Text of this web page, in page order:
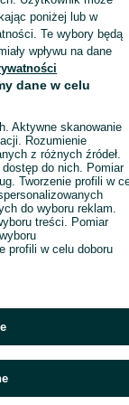
Wyświetlenia:
Wyślij wiadomość
poniżej lub w
Te wybory będą
wpływu na dane
dane w celu
Aktywne skanowanie
Rozumienie
z różnych źródeł.
do nich. Pomiar
Tworzenie profili w
do wyboru reklam.
treści. Pomiar
profili w celu doboru